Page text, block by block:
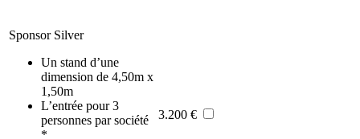
Sponsor Silver
Un stand d’une
dimension de 4,50m x
1,50m
L’entrée pour 3
personnes par société
*
3.200 €